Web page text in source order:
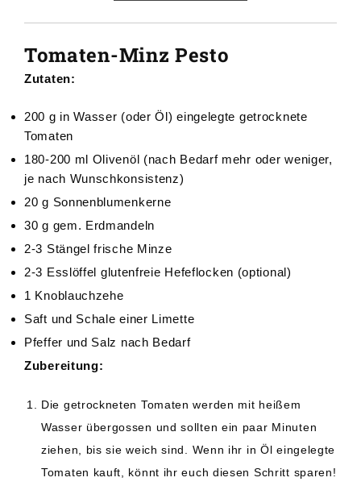
Tomaten-Minz Pesto
Zutaten:
200 g in Wasser (oder Öl) eingelegte getrocknete
Tomaten
180-200 ml Olivenöl (nach Bedarf mehr oder weniger,
je nach Wunschkonsistenz)
20 g Sonnenblumenkerne
30 g gem. Erdmandeln
2-3 Stängel frische Minze
2-3 Esslöffel glutenfreie Hefeflocken (optional)
1 Knoblauchzehe
Saft und Schale einer Limette
Pfeffer und Salz nach Bedarf
Zubereitung:
Die getrockneten Tomaten werden mit heißem
Wasser übergossen und sollten ein paar Minuten
ziehen, bis sie weich sind. Wenn ihr in Öl eingelegte
Tomaten kauft, könnt ihr euch diesen Schritt sparen!